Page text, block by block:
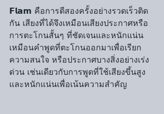
𝗙𝗹𝗮𝗺 คือการตีสองครั้งอย่างรวดเร็วติด
กัน เสียงที่ได้จึงเหมือนเสียงประกาศหรือ
การตะโกนสั้นๆ ที่ชัดเจนและหนักแน่น
เหมือนคำพูดที่ตะโกนออกมาเพื่อเรียก
ความสนใจ หรือประกาศบางสิ่งอย่างเร่ง
ด่วน เช่นเดียวกับการพูดที่ใช้เสียงขึ้นสูง
และหนักแน่นเพื่อเน้นความสำคัญ